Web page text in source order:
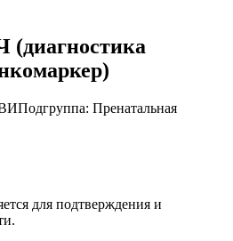
Подгруппа: Пренатальная
для подтверждения и